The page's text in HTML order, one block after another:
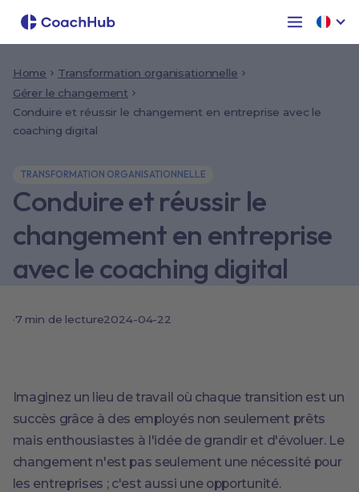
Home
Transformation organisationnelle
Gérer le changement
Conduire et réussir le changement en entreprise avec le
coaching digital
TRANSFORMATION ORGANISATIONNELLE
Conduire et réussir le
changement en entreprise
avec le coaching digital
·7 min de lecture2024-04-22
Imaginez un lieu de travail où chaque transition est un
succès grâce à des employés non seulement prêts
mais enthousiastes à l'idée de grandir et d'évoluer. Le
changement n'est pas seulement une nécessité pour
les entreprises ; c'est aussi une opportunité.